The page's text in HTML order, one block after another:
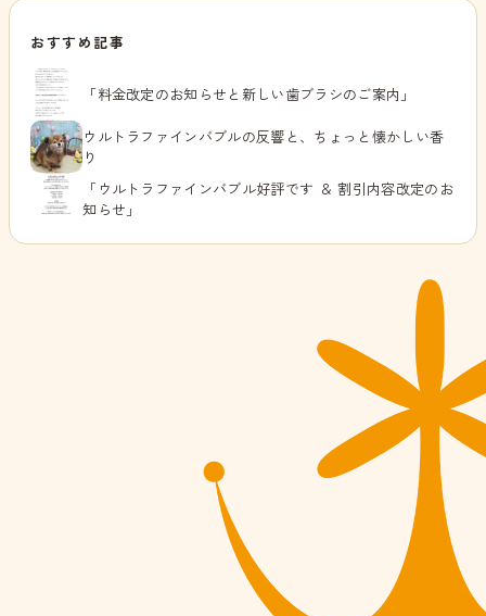
おすすめ記事
「料金改定のお知らせと新しい歯ブラシのご案内」
ウルトラファインバブルの反響と、ちょっと懐かしい香
り
「ウルトラファインバブル好評です ＆ 割引内容改定のお
知らせ」